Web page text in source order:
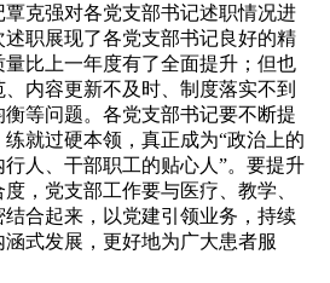
克强对各党支部书记述职情况进
职展现了各党支部书记良好的精
比上一年度有了全面提升；但也
内容更新不及时、制度落实不到
等问题。各党支部书记要不断提
就过硬本领，真正成为“政治上的
人、干部职工的贴心人”。要提升
，党支部工作要与医疗、教学、
合起来，以党建引领业务，持续
式发展，更好地为广大患者服